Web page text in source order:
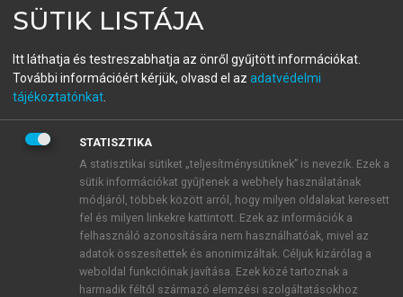
fiókoddal,vagy hozz létre új fiókot.
A regisztráció után apróbaidőszakautomatikusan
BELÉPÉS SAJÁT FIÓKKAL
ÚJ FIÓK LÉTREHOZÁSA
1 óra díjmentes hozzáférés
E-MAIL-CÍM
SÜTIK LISTÁJA
Itt láthatja és testreszabhatja az önről gyűjtött információkat.
További információért kérjük, olvasd el az adatvédelmi
tájékoztatónkat
STATISZTIKA
A statisztikai sütiket „teljesítménysütiknek” is nevezik. Ezek a
sütik információkat gyűjtenek a webhely használatának
módjáról, többek között arról, hogy milyen oldalakat keresett
fel és milyen linkekre kattintott. Ezek az információk a
felhasználó azonosítására nem használhatóak, mivel az
adatok összesítettek és anonimizáltak. Céljuk kizárólag a
weboldal funkcióinak javítása. Ezek közé tartoznak a
harmadik féltől származó elemzési szolgáltatásokhoz